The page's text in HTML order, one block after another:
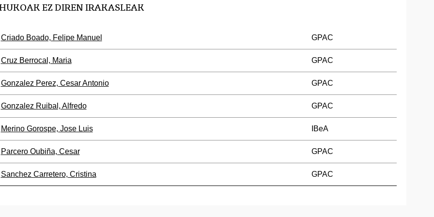
EZ DIREN IRAKASLEAK
Criado Boado, Felipe Manuel GPAC
Cruz Berrocal, Maria GPAC
Gonzalez Perez, Cesar Antonio GPAC
Gonzalez Ruibal, Alfredo GPAC
Merino Gorospe, Jose Luis IBeA
Parcero Oubiña, Cesar GPAC
Sanchez Carretero, Cristina GPAC